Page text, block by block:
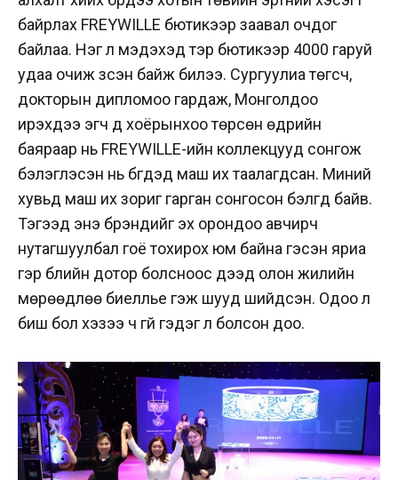
байрлах FREYWILLE бютикээр заавал очдог
байлаа. Нэг л мэдэхэд тэр бютикээр 4000 гаруй
удаа очиж үзсэн байж билээ. Сургуулиа төгсч,
докторын дипломоо гардаж, Монголдоо
ирэхдээ эгч дүү хоёрынхоо төрсөн өдрийн
баяраар нь FREYWILLE-ийн коллекцууд сонгож
бэлэглэсэн нь бүгдэд маш их таалагдсан. Миний
хувьд маш их зориг гарган сонгосон бэлгүүд байв.
Тэгээд энэ брэндийг эх орондоо авчирч
нутагшуулбал гоё тохирох юм байна гэсэн яриа
гэр бүлийн дотор болсноос үүдээд олон жилийн
мөрөөдлөө биелүүлье гэж шууд шийдсэн. Одоо л
биш бол хэзээ ч үгүй гэдэг л болсон доо.